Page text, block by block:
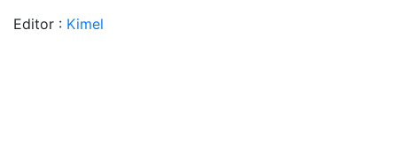
Editor : Kimel